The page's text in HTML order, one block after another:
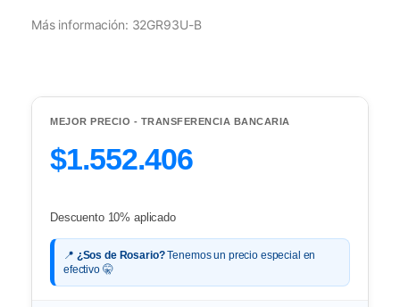
Más información: 32GR93U-B
MEJOR PRECIO - TRANSFERENCIA BANCARIA
$1.552.406
Descuento 10% aplicado
📍 ¿Sos de Rosario?Tenemos un precio especial en
efectivo 🤫